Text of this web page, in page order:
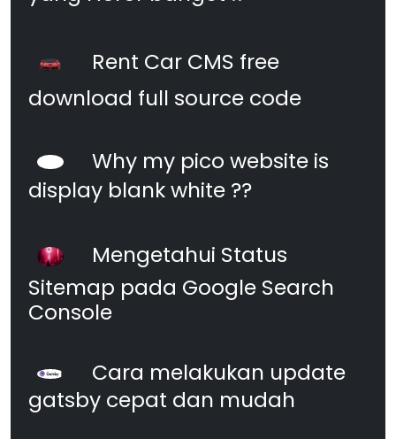
Rent Car CMS free
download full source code
Why my pico website is
display blank white ??
Mengetahui Status
Sitemap pada Google Search
Console
Cara melakukan update
gatsby cepat dan mudah